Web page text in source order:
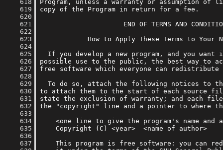
    618
    619
    620
    621
    622
    623
    624
    625
    626
    627
    628
    629
    630
    631
    632
    633
    634
    635
    636
    637